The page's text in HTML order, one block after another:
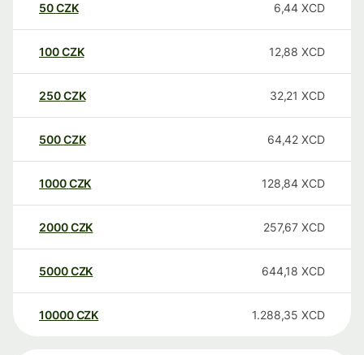
50CZK 6,44 XCD
100CZK 12,88 XCD
250CZK 32,21 XCD
500CZK 64,42 XCD
1000CZK 128,84 XCD
2000CZK 257,67 XCD
5000CZK 644,18 XCD
10000 CZK 1.288,35 XCD